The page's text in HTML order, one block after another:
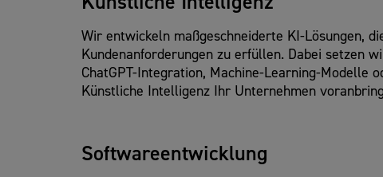
Wir entwickeln maßgeschneiderte KI-Lösungen,
Kundenanforderungen zu erfüllen. Dabei setzen
ChatGPT-Integration, Machine-Learning-Modelle
Künstliche Intelligenz Ihr Unternehmen
Softwareentwicklung